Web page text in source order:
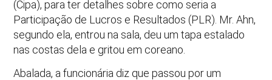
(Cipa), para ter detalhes sobre como seria a
Participação de Lucros e Resultados (PLR). Mr. Ahn,
segundo ela, entrou na sala, deu um tapa estalado
nas costas dela e gritou em coreano.
Abalada, a funcionária diz que passou por um